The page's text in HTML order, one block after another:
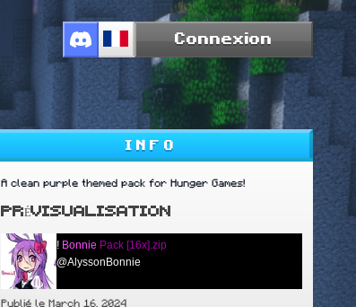
Connexion
INFO
A clean purple themed pack for Hunger Games!
PRÉVISUALISATION
! Bonnie Pack [16x].zip
@AlyssonBonnie
Publié le March 16, 2024